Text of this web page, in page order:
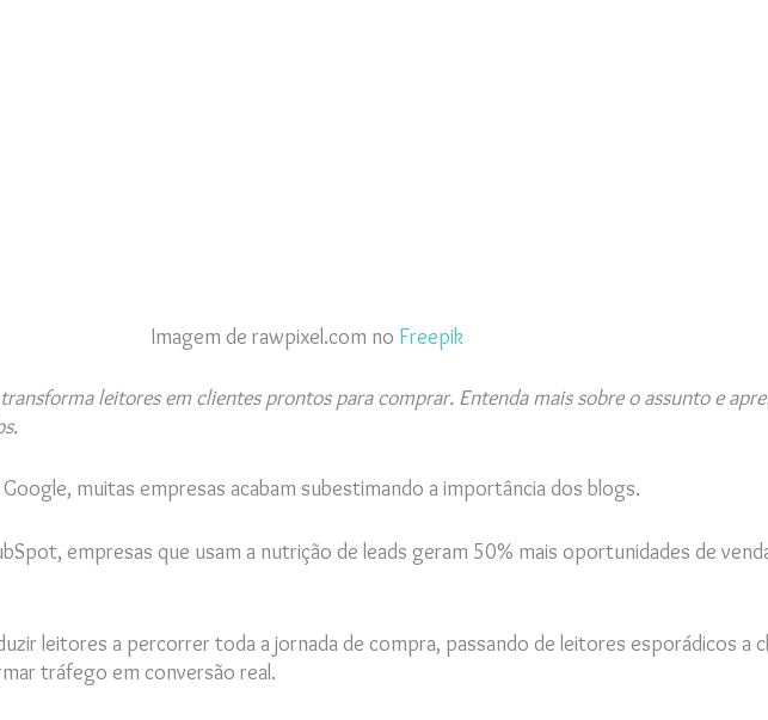
Imagem de rawpixel.com no Freepik
leitores em clientes prontos para comprar. Entenda mais sobre o assunto e
muitas empresas acabam subestimando a importância dos blogs.
empresas que usam a nutrição de leads geram 50% mais oportunidades de
leitores a percorrer toda a jornada de compra, passando de leitores esporádicos a
tráfego em conversão real.